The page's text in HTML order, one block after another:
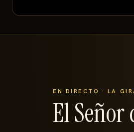
EN DIRECTO · LA
El